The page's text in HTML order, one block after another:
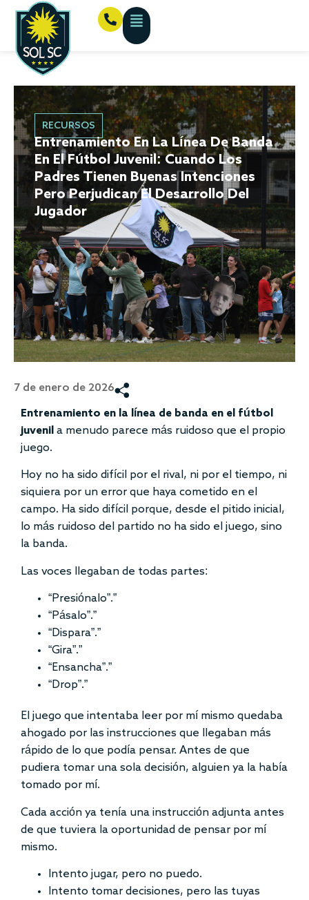
RECURSOS
Entrenamiento En La Línea De Banda
En El Fútbol Juvenil: Cuando Los
Padres Tienen Buenas Intenciones
Pero Perjudican El Desarrollo Del
Jugador
7 de enero de 2026
Entrenamiento en la línea de banda en el fútbol
juvenil a menudo parece más ruidoso que el propio
juego.
Hoy no ha sido difícil por el rival, ni por el tiempo, ni
siquiera por un error que haya cometido en el
campo. Ha sido difícil porque, desde el pitido inicial,
lo más ruidoso del partido no ha sido el juego, sino
la banda.
Las voces llegaban de todas partes:
“Presiónalo”.”
“Pásalo”.”
“Dispara”.”
“Gira”.”
“Ensancha”.”
“Drop”.”
El juego que intentaba leer por mí mismo quedaba
ahogado por las instrucciones que llegaban más
rápido de lo que podía pensar. Antes de que
pudiera tomar una sola decisión, alguien ya la había
tomado por mí.
Cada acción ya tenía una instrucción adjunta antes
de que tuviera la oportunidad de pensar por mí
mismo.
Intento jugar, pero no puedo.
Intento tomar decisiones, pero las tuyas